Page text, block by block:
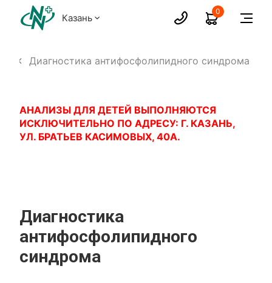
Казань
0
Диагностика антифосфолипидного синдрома
АНАЛИЗЫ ДЛЯ ДЕТЕЙ ВЫПОЛНЯЮТСЯ
ИСКЛЮЧИТЕЛЬНО ПО АДРЕСУ: Г. КАЗАНЬ,
УЛ. БРАТЬЕВ КАСИМОВЫХ, 40А.
Диагностика
антифосфолипидного
синдрома